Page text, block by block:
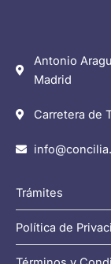
Antonio
Madrid
Carretera de
Trámites
Política de